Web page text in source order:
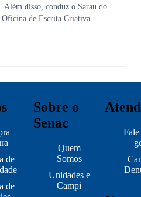
Além disso, conduz o Sarau do
de Escrita Criativa.
de
de
Sobre o
Senac
Quem
Somos
Unidades e
Campi